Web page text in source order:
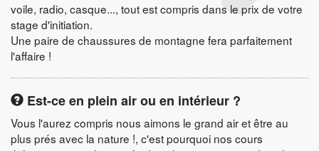
voile, radio, casque..., tout est compris dans le prix de votre
stage d'initiation.
Une paire de chaussures de montagne fera parfaitement
l'affaire !
Est-ce en plein air ou en intérieur ?
Vous l'aurez compris nous aimons le grand air et être au
plus prés avec la nature !, c'est pourquoi nos cours